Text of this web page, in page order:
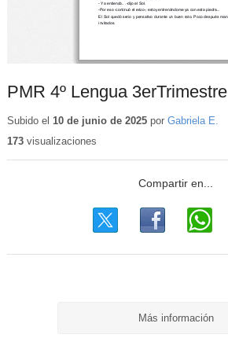
PMR 4º Lengua 3erTrimestre
Subido el 10 de junio de 2025por Gabriela E.
173visualizaciones
Más información